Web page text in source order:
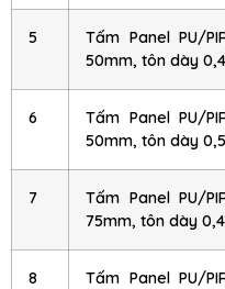
5
Tấm Panel PU/
50mm, tôn dày
6
Tấm Panel PU/
50mm, tôn dày
7
Tấm Panel PU/
75mm, tôn dày
8
Tấm Panel PU/